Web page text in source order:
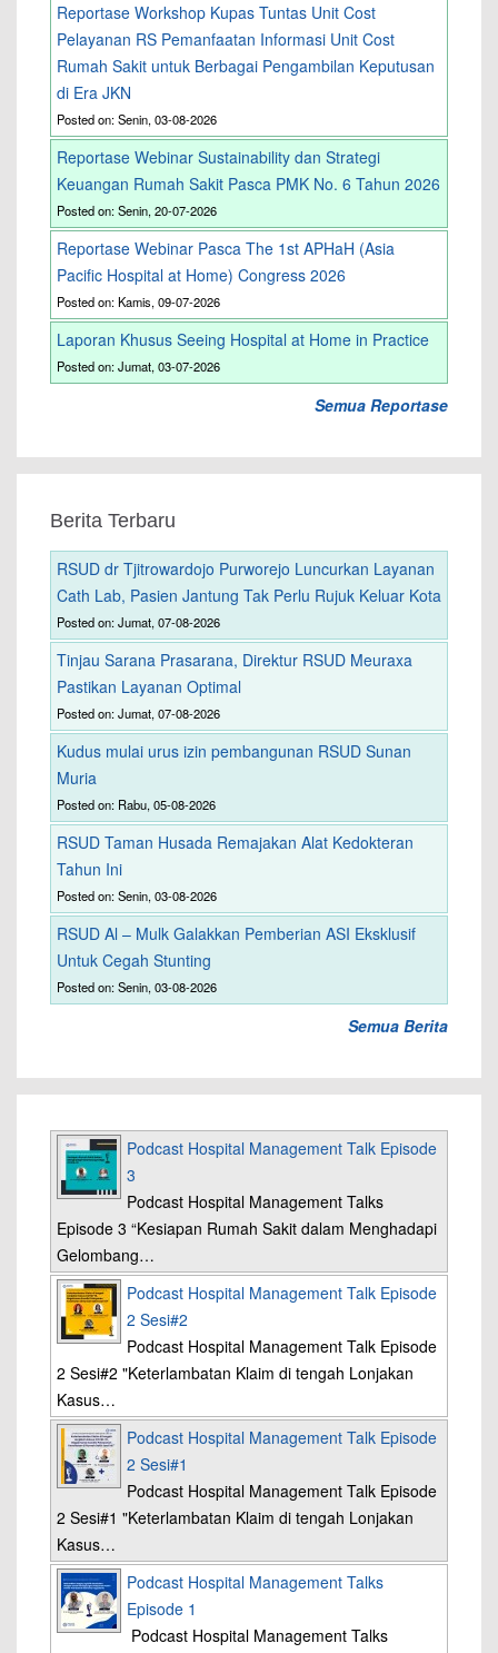
Reportase Workshop Kupas Tuntas Unit Cost
Pelayanan RS Pemanfaatan Informasi Unit Cost
Rumah Sakit untuk Berbagai Pengambilan Keputusan
di Era JKN
Posted on: Senin, 03-08-2026
Reportase Webinar Sustainability dan Strategi
Keuangan Rumah Sakit Pasca PMK No. 6 Tahun 2026
Posted on: Senin, 20-07-2026
Reportase Webinar Pasca The 1st APHaH (Asia
Pacific Hospital at Home) Congress 2026
Posted on: Kamis, 09-07-2026
Laporan Khusus Seeing Hospital at Home in Practice
Posted on: Jumat, 03-07-2026
Semua Reportase
Berita Terbaru
RSUD dr Tjitrowardojo Purworejo Luncurkan Layanan
Cath Lab, Pasien Jantung Tak Perlu Rujuk Keluar Kota
Posted on: Jumat, 07-08-2026
Tinjau Sarana Prasarana, Direktur RSUD Meuraxa
Pastikan Layanan Optimal
Posted on: Jumat, 07-08-2026
Kudus mulai urus izin pembangunan RSUD Sunan
Muria
Posted on: Rabu, 05-08-2026
RSUD Taman Husada Remajakan Alat Kedokteran
Tahun Ini
Posted on: Senin, 03-08-2026
RSUD Al – Mulk Galakkan Pemberian ASI Eksklusif
Untuk Cegah Stunting
Posted on: Senin, 03-08-2026
Semua Berita
Podcast Hospital Management Talk Episode
3
Podcast Hospital Management Talks
Episode 3 “Kesiapan Rumah Sakit dalam Menghadapi
Gelombang…
Podcast Hospital Management Talk Episode
2 Sesi#2
Podcast Hospital Management Talk Episode
2 Sesi#2 "Keterlambatan Klaim di tengah Lonjakan
Kasus…
Podcast Hospital Management Talk Episode
2 Sesi#1
Podcast Hospital Management Talk Episode
2 Sesi#1 "Keterlambatan Klaim di tengah Lonjakan
Kasus…
Podcast Hospital Management Talks
Episode 1
Podcast Hospital Management Talks